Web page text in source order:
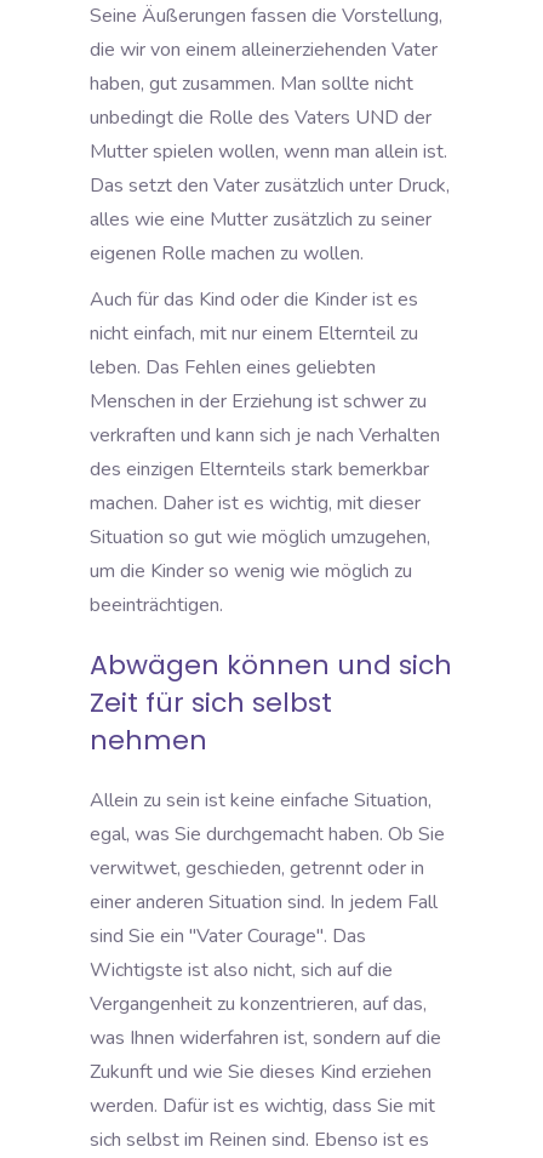
Seine Äußerungen fassen die Vorstellung,
die wir von einem alleinerziehenden Vater
haben, gut zusammen. Man sollte nicht
unbedingt die Rolle des Vaters UND der
Mutter spielen wollen, wenn man allein ist.
Das setzt den Vater zusätzlich unter Druck,
alles wie eine Mutter zusätzlich zu seiner
eigenen Rolle machen zu wollen.
Auch für das Kind oder die Kinder ist es
nicht einfach, mit nur einem Elternteil zu
leben. Das Fehlen eines geliebten
Menschen in der Erziehung ist schwer zu
verkraften und kann sich je nach Verhalten
des einzigen Elternteils stark bemerkbar
machen. Daher ist es wichtig, mit dieser
Situation so gut wie möglich umzugehen,
um die Kinder so wenig wie möglich zu
beeinträchtigen.
Abwägen können und sich
Zeit für sich selbst
nehmen
Allein zu sein ist keine einfache Situation,
egal, was Sie durchgemacht haben. Ob Sie
verwitwet, geschieden, getrennt oder in
einer anderen Situation sind. In jedem Fall
sind Sie ein "Vater Courage". Das
Wichtigste ist also nicht, sich auf die
Vergangenheit zu konzentrieren, auf das,
was Ihnen widerfahren ist, sondern auf die
Zukunft und wie Sie dieses Kind erziehen
werden. Dafür ist es wichtig, dass Sie mit
sich selbst im Reinen sind. Ebenso ist es